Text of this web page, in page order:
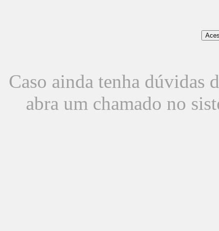
Caso ainda tenha dúvidas
abra um chamado no